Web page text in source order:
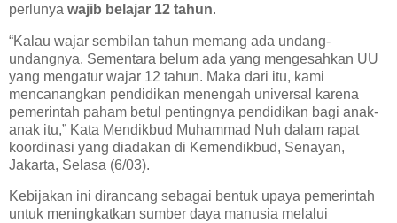
perlunya wajib belajar 12 tahun.
“Kalau wajar sembilan tahun memang ada undang-
undangnya. Sementara belum ada yang mengesahkan UU
yang mengatur wajar 12 tahun. Maka dari itu, kami
mencanangkan pendidikan menengah universal karena
pemerintah paham betul pentingnya pendidikan bagi anak-
anak itu,” Kata Mendikbud Muhammad Nuh dalam rapat
koordinasi yang diadakan di Kemendikbud, Senayan,
Jakarta, Selasa (6/03).
Kebijakan ini dirancang sebagai bentuk upaya pemerintah
untuk meningkatkan sumber daya manusia melalui